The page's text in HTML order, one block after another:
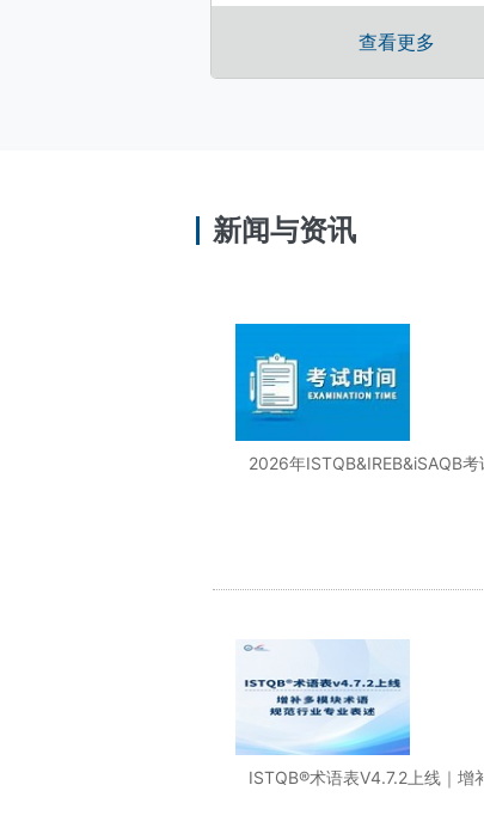
查看更多
新闻与资讯
2026年ISTQB&IREB&iSAQB考
ISTQB®术语表V4.7.2上线｜增